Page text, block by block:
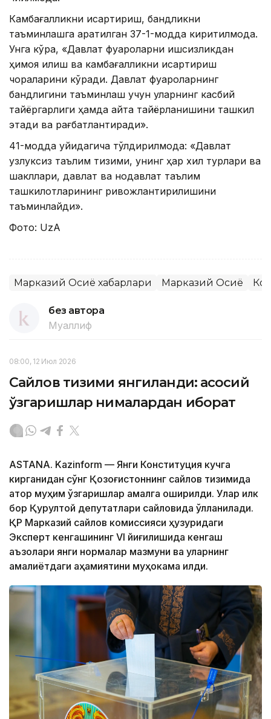
Камбағалликни қисқартириш, бандликни
таъминлашга қаратилган 37-1-модда киритилмоқда.
Унга кўра, «Давлат фуқароларни ишсизликдан
ҳимоя қилиш ва камбағалликни қисқартириш
чораларини кўради. Давлат фуқароларнинг
бандлигини таъминлаш учун уларнинг касбий
тайёргарлиги ҳамда қайта тайёрланишини ташкил
этади ва рағбатлантиради».
41-модда қуйидагича тўлдирилмоқда: «Давлат
узлуксиз таълим тизими, унинг ҳар хил турлари ва
шакллари, давлат ва нодавлат таълим
ташкилотларининг ривожлантирилишини
таъминлайди».
Фото: UzA
Марказий Осиё хабарлари Марказий Осиё
без автора
Муаллиф
08:00, 12 Июл 2026
Сайлов тизими янгиланди: асосий
ўзгаришлар нималардан иборат
ASTANA. Kazinform — Янги Конституция кучга
кирганидан сўнг Қозоғистоннинг сайлов тизимида
қатор муҳим ўзгаришлар амалга оширилди. Улар илк
бор Қурултой депутатлари сайловида қўлланилади.
ҚР Марказий сайлов комиссияси ҳузуридаги
Эксперт кенгашининг VI йиғилишида кенгаш
аъзолари янги нормалар мазмуни ва уларнинг
амалиётдаги аҳамиятини муҳокама қилди.